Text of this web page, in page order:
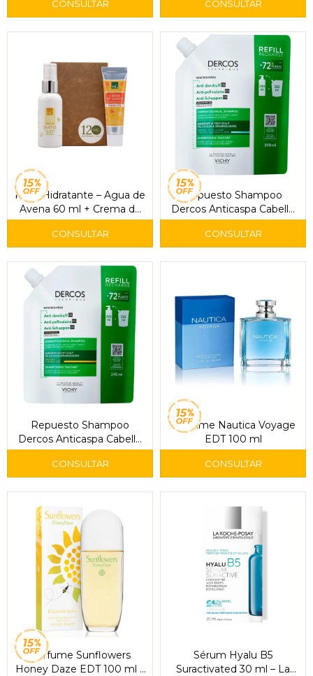
Pack Hidratante – Agua de
Avena 60 ml + Crema de
Manos 30 ml
Repuesto Shampoo
Dercos Anticaspa Cabello
Graso 390 ml – Vichy
Repuesto Shampoo
Dercos Anticaspa Cabello
Seco 390 ml – Vichy
Perfume Nautica Voyage
EDT 100 ml
Perfume Sunflowers
Honey Daze EDT 100 ml –
Sérum Hyalu B5
Suractivated 30 ml – La